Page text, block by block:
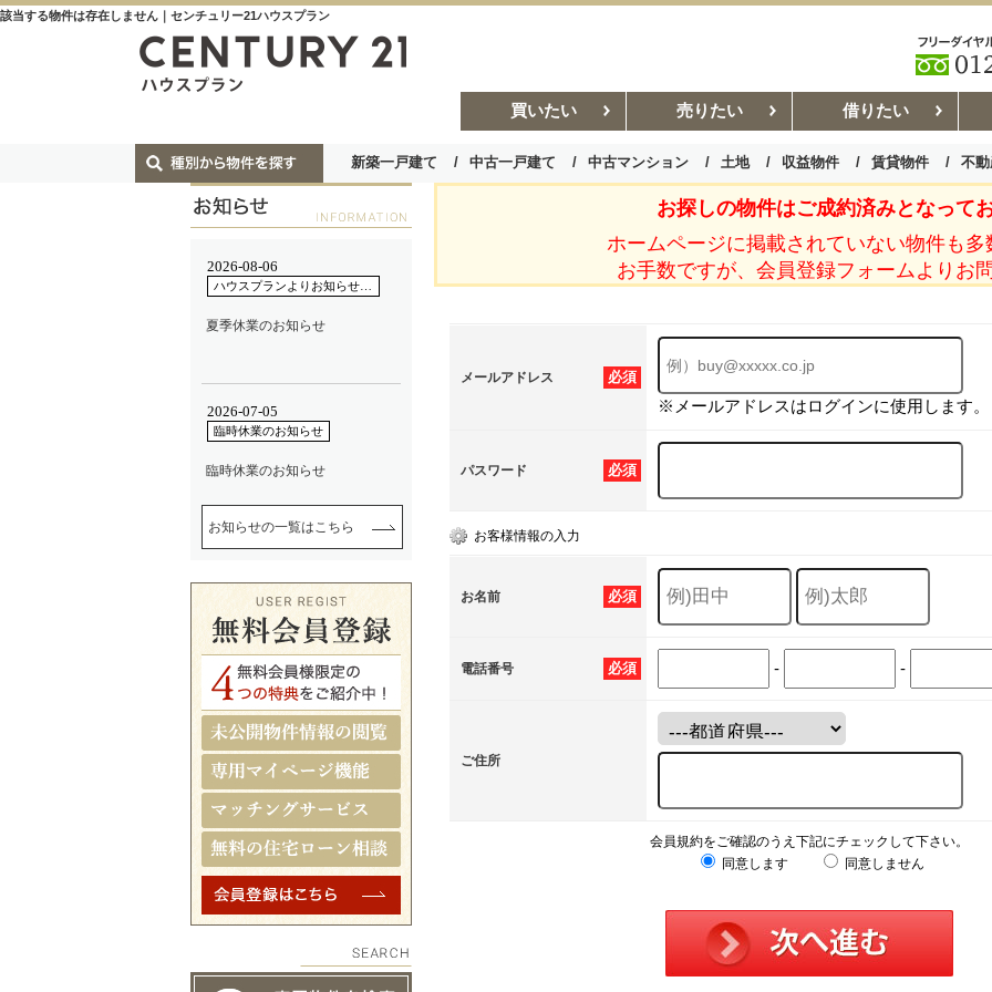
該当する物件は存在しません｜センチュリー21ハウスプラン
買いたい 売りたい 借りたい
新築一戸建て 中古一戸建て 中古マンション 土地 収益物件 賃貸物件 不
お部屋探しコラム 賃貸管理コ
お探しの物件はご成約済みとなってお
ホームページに掲載されていない物件も多
お手数ですが、会員登録フォームよりお
必須
メールアドレス
※メールアドレスはログインに使用します。
必須
パスワード
お客様情報の入力
必須
お名前
必須
電話番号 - -
ご住所
会員規約をご確認のうえ下記にチェックして下さい。
同意します
同意しません
お知らせの一覧はこちら